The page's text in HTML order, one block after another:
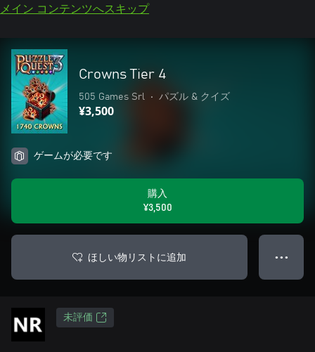
メイン コンテンツへスキップ
Crowns Tier 4
505 Games Srl • パズル & クイズ
¥3,500
ゲームが必要です
購入
¥3,500
ほしい物リストに追加 ● ● ●
未評価